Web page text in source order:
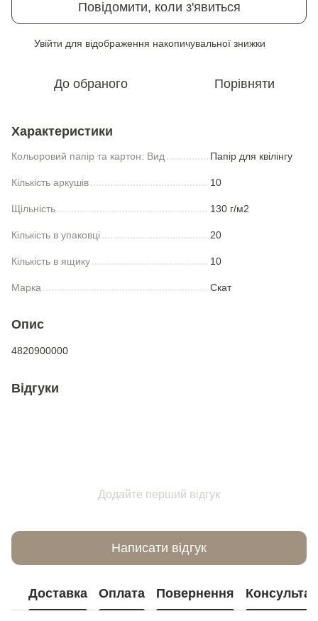
Повідомити, коли з'явиться
Увійти для відображення накопичувальної знижки
До обраного Порівняти
Характеристики
Кольоровий папір та картон: Вид Папір для квiлiнгу
Кількість аркушів 10
Щільність 130 г/м2
Кількість в упаковці 20
Кількість в ящику 10
Марка Скат
Опис
4820900000
Відгуки
Додайте перший відгук
Написати відгук
Доставка Оплата Повернення